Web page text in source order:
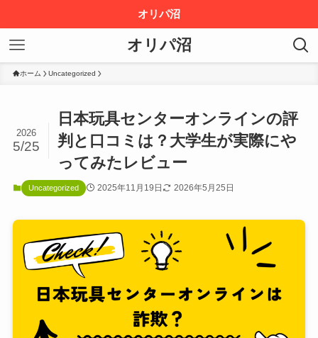
オリパ沼
オリパ沼
ホーム Uncategorized
日本玩具センターオンラインの評
判と口コミは？大学生が実際にや
ってみたレビュー
2026
5/25
Uncategorized 2025年11月19日 2026年5月25日